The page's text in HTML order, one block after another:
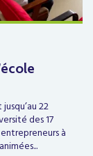
22
des 17
à